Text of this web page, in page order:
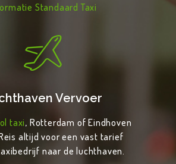
Standaard Taxi
Vervoer
taxi, Rotterdam of Eindhoven
altijd voor een vast tarief
naar de luchthaven.